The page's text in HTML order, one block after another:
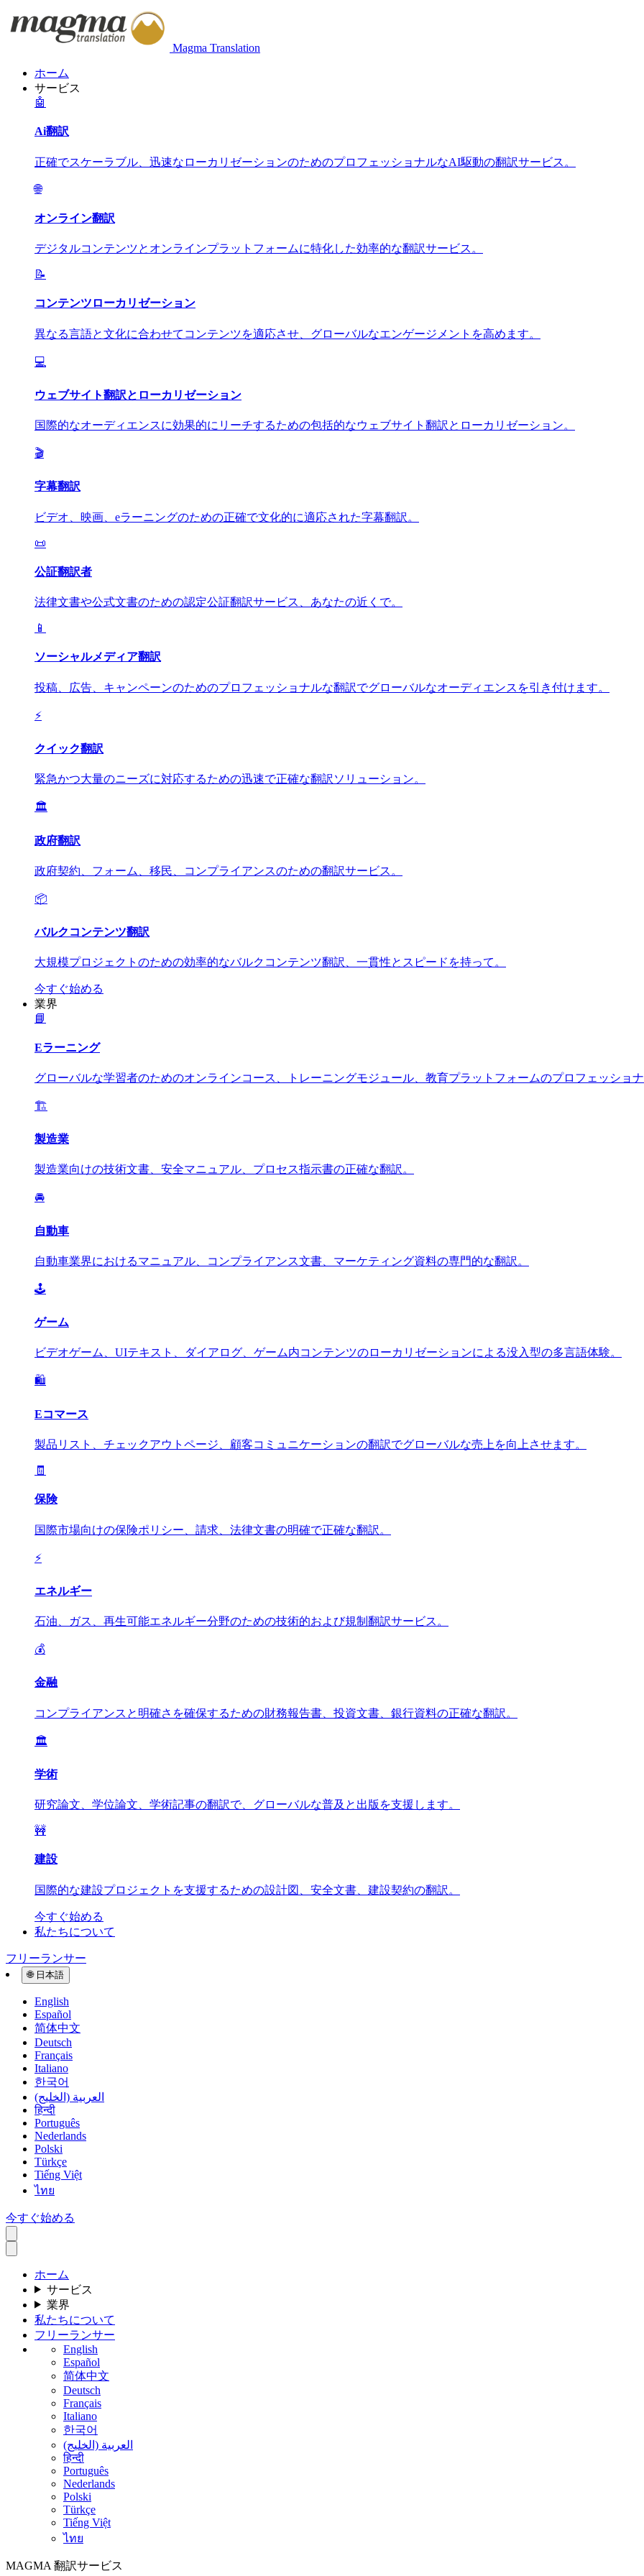
Magma Translation
ホーム
サービス
🤖
Ai翻訳
正確でスケーラブル、迅速なローカリゼーションのためのプロフェッショナルなAI駆動の翻訳サービス。
🌐
オンライン翻訳
デジタルコンテンツとオンラインプラットフォームに特化した効率的な翻訳サービス。
📝
コンテンツローカリゼーション
異なる言語と文化に合わせてコンテンツを適応させ、グローバルなエンゲージメントを高めます。
💻
ウェブサイト翻訳とローカリゼーション
国際的なオーディエンスに効果的にリーチするための包括的なウェブサイト翻訳とローカリゼーション。
🎬
字幕翻訳
ビデオ、映画、eラーニングのための正確で文化的に適応された字幕翻訳。
📜
公証翻訳者
法律文書や公式文書のための認定公証翻訳サービス、あなたの近くで。
📱
ソーシャルメディア翻訳
投稿、広告、キャンペーンのためのプロフェッショナルな翻訳でグローバルなオーディエンスを引き付けます。
⚡
クイック翻訳
緊急かつ大量のニーズに対応するための迅速で正確な翻訳ソリューション。
🏛️
政府翻訳
政府契約、フォーム、移民、コンプライアンスのための翻訳サービス。
📦
バルクコンテンツ翻訳
大規模プロジェクトのための効率的なバルクコンテンツ翻訳、一貫性とスピードを持って。
今すぐ始める
業界
📘
Eラーニング
グローバルな学習者のためのオンラインコース、トレーニングモジュール、教育プラットフォームのプロフェッショナ
🏗️
製造業
製造業向けの技術文書、安全マニュアル、プロセス指示書の正確な翻訳。
🚘
自動車
自動車業界におけるマニュアル、コンプライアンス文書、マーケティング資料の専門的な翻訳。
🕹️
ゲーム
ビデオゲーム、UIテキスト、ダイアログ、ゲーム内コンテンツのローカリゼーションによる没入型の多言語体験。
🛍️
Eコマース
製品リスト、チェックアウトページ、顧客コミュニケーションの翻訳でグローバルな売上を向上させます。
🧾
保険
国際市場向けの保険ポリシー、請求、法律文書の明確で正確な翻訳。
⚡
エネルギー
石油、ガス、再生可能エネルギー分野のための技術的および規制翻訳サービス。
💰
金融
コンプライアンスと明確さを確保するための財務報告書、投資文書、銀行資料の正確な翻訳。
🏛️
学術
研究論文、学位論文、学術記事の翻訳で、グローバルな普及と出版を支援します。
🚧
建設
国際的な建設プロジェクトを支援するための設計図、安全文書、建設契約の翻訳。
今すぐ始める
私たちについて
フリーランサー
🌐 日本語
English
Español
简体中文
Deutsch
Français
Italiano
한국어
العربية (الخليج)
हिन्दी
Português
Nederlands
Polski
Türkçe
Tiếng Việt
ไทย
今すぐ始める
ホーム
サービス
業界
私たちについて
フリーランサー
English
Español
简体中文
Deutsch
Français
Italiano
한국어
العربية (الخليج)
हिन्दी
Português
Nederlands
Polski
Türkçe
Tiếng Việt
ไทย
MAGMA 翻訳サービス